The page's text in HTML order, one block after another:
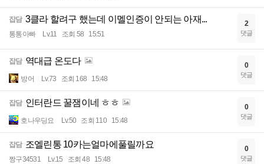
잡담 3클라 할려구 했는데 이멜인증이 안되는 아재...
통통아빠 Lv.11 조회 58 15:51
2
댓글
잡담 역대급 온도다
방어 Lv.73 조회 168 15:48
0
댓글
잡담 인터란드 꿀잼이네 ㅎㅎ
호나우딩요 Lv.50 조회 110 15:48
0
댓글
잡담 조엘린통 10카는얼마에풀릴까요
짱구34531 Lv.15 조회 48 15:48
0
댓글